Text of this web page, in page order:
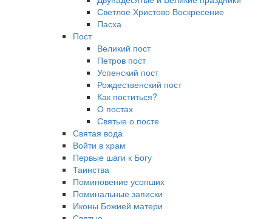
Светлое Христово Воскресение
Пасха
Пост
Великий пост
Петров пост
Успенский пост
Рождественский пост
Как поститься?
О постах
Святые о посте
Святая вода
Войти в храм
Первые шаги к Богу
Таинства
Поминовение усопших
Поминальные записки
Иконы Божией матери